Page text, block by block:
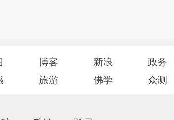
博客 新浪
政务
旅游 佛学 众测